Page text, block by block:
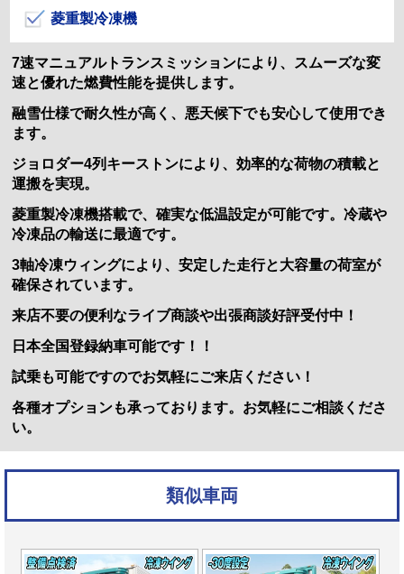
菱重製冷凍機
7速マニュアルトランスミッションにより、スムーズな変
速と優れた燃費性能を提供します。
融雪仕様で耐久性が高く、悪天候下でも安心して使用でき
ます。
ジョロダー4列キーストンにより、効率的な荷物の積載と
運搬を実現。
菱重製冷凍機搭載で、確実な低温設定が可能です。冷蔵や
冷凍品の輸送に最適です。
3軸冷凍ウィングにより、安定した走行と大容量の荷室が
確保されています。
来店不要の便利なライブ商談や出張商談好評受付中！
日本全国登録納車可能です！！
試乗も可能ですのでお気軽にご来店ください！
各種オプションも承っております。お気軽にご相談くださ
い。
類似車両